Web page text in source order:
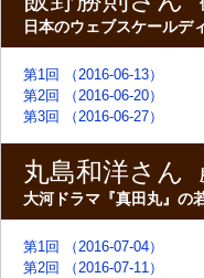
日本のウェブスケールデ
第1回 （2016-06-13）
第2回 （2016-06-20）
第3回 （2016-06-27）
丸島和洋さん
大河ドラマ『真田丸』の
第1回 （2016-07-04）
第2回 （2016-07-11）